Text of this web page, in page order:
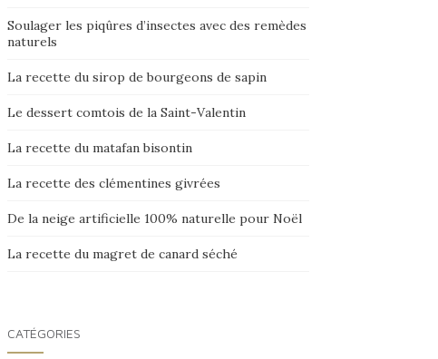
Soulager les piqûres d’insectes avec des remèdes
naturels
La recette du sirop de bourgeons de sapin
Le dessert comtois de la Saint-Valentin
La recette du matafan bisontin
La recette des clémentines givrées
De la neige artificielle 100% naturelle pour Noël
La recette du magret de canard séché
CATÉGORIES